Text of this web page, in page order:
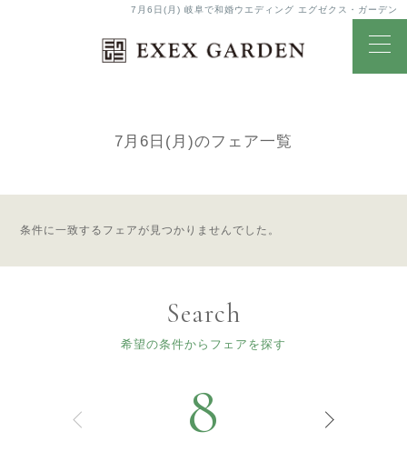
7月6日(月) 岐阜で和婚ウエディング エグゼクス・ガーデン
7月6日(月)のフェア一覧
条件に一致するフェアが見つかりませんでした。
Search
希望の条件からフェアを探す
8